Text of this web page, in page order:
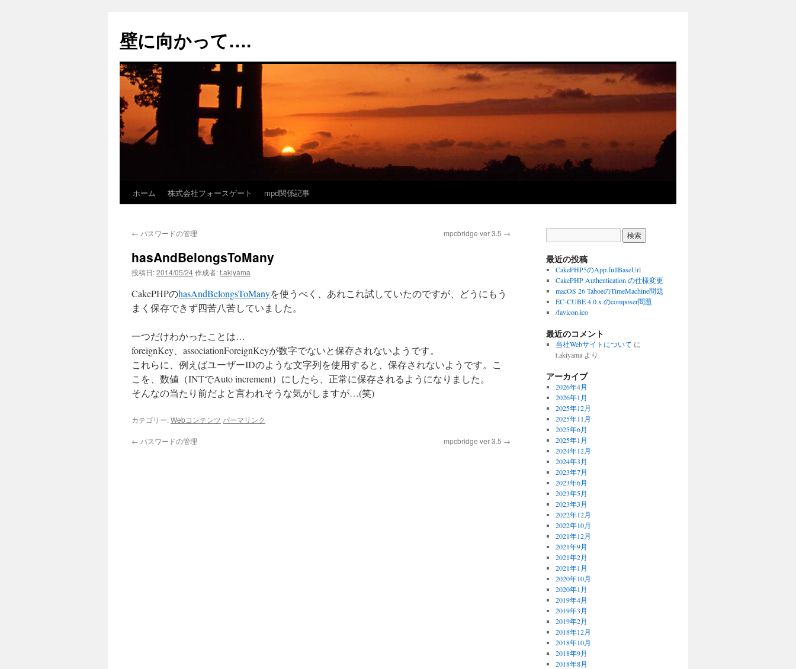
テ
ン
へ
ス
キ
ッ
プ
壁に向かって….
ホーム 株式会社フォースゲート mpd関係記事
← パスワードの管理 mpcbridge ver 3.5 →
hasAndBelongsToMany
投稿日:2014/05/24作成者:t.akiyama
CakePHPのhasAndBelongsToManyを使うべく、あれこれ試していたのですが、どうにもう
まく保存できず四苦八苦していました。
一つだけわかったことは…
foreignKey、associationForeignKeyが数字でないと保存されないようです。
これらに、例えばユーザーIDのような文字列を使用すると、保存されないようです。こ
こを、数値（INTでAuto increment）にしたら、正常に保存されるようになりました。
そんなの当たり前だよと言われそうな気がしますが…(笑)
カテゴリー:Webコンテンツ パーマリンク
← パスワードの管理 mpcbridge ver 3.5 →
最近の投稿
CakePHP5のApp.fullBaseUrl
CakePHP Authentication の仕様変更
macOS 26 TahoeのTimeMachine問題
EC-CUBE 4.0.x のcomposer問題
/favicon.ico
最近のコメント
当社Webサイトについて に
t.akiyamaより
アーカイブ
2026年4月
2026年1月
2025年12月
2025年11月
2025年6月
2025年1月
2024年12月
2024年3月
2023年7月
2023年6月
2023年5月
2023年3月
2022年12月
2022年10月
2021年12月
2021年9月
2021年2月
2021年1月
2020年10月
2020年1月
2019年4月
2019年3月
2019年2月
2018年12月
2018年10月
2018年9月
2018年8月